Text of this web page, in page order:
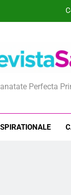
Perfecta